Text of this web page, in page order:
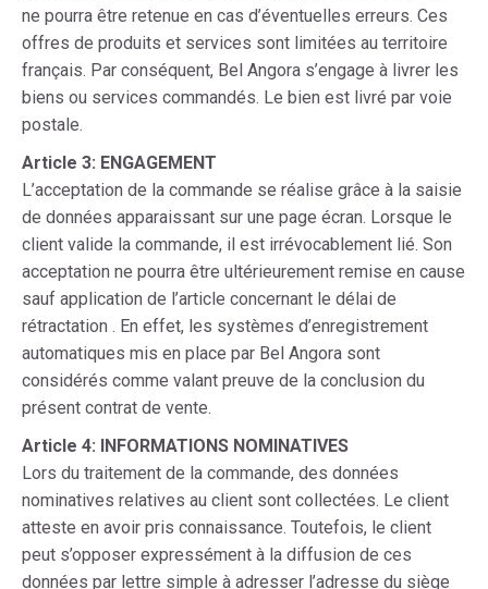
ne pourra être retenue en cas d’éventuelles erreurs. Ces
offres de produits et services sont limitées au territoire
français. Par conséquent, Bel Angora s’engage à livrer les
biens ou services commandés. Le bien est livré par voie
postale.
Article 3: ENGAGEMENT
L’acceptation de la commande se réalise grâce à la saisie
de données apparaissant sur une page écran. Lorsque le
client valide la commande, il est irrévocablement lié. Son
acceptation ne pourra être ultérieurement remise en cause
sauf application de l’article concernant le délai de
rétractation . En effet, les systèmes d’enregistrement
automatiques mis en place par Bel Angora sont
considérés comme valant preuve de la conclusion du
présent contrat de vente.
Article 4: INFORMATIONS NOMINATIVES
Lors du traitement de la commande, des données
nominatives relatives au client sont collectées. Le client
atteste en avoir pris connaissance. Toutefois, le client
peut s’opposer expressément à la diffusion de ces
données par lettre simple à adresser l’adresse du siège